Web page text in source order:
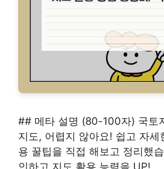
## 메타 설명 (80-100자) 국토
지도, 어렵지 않아요! 쉽고 자
용 꿀팁을 직접 해보고 정리했